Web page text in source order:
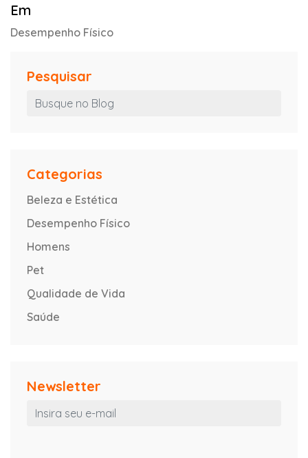
Em
Desempenho Físico
Pesquisar
Categorias
Beleza e Estética
Desempenho Físico
Homens
Pet
Qualidade de Vida
Saúde
Newsletter